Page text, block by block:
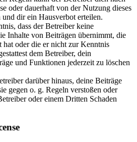
oder dauerhaft von der Nutzung dieses
und dir ein Hausverbot erteilen.
dass der Betreiber keine
Inhalte von Beiträgen übernimmt, die
hat oder die er nicht zur Kenntnis
dem Betreiber, dein
und Funktionen jederzeit zu löschen
darüber hinaus, deine Beiträge
gegen o. g. Regeln verstoßen oder
oder einem Dritten Schaden